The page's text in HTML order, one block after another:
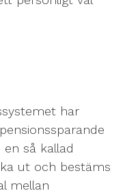
har
så kallad
ut och bestäms
mellan